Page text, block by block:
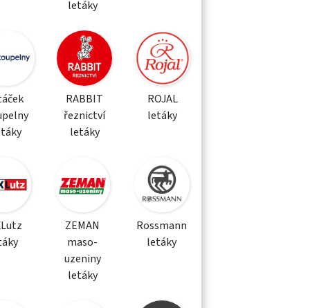
letáky
RABBIT
řeznictví
letáky
ROJAL
letáky
ZEMAN
maso-
uzeniny
letáky
Rossmann
letáky